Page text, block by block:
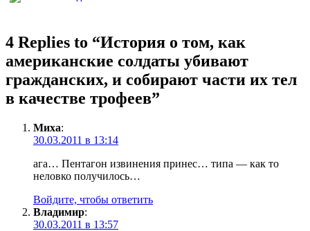
4 Replies to “История о том, как
американские солдаты убивают
гражданских, и собирают части их тел
в качестве трофеев”
Миха:
30.03.2011 в 13:14
ага… Пентагон извинения принес… типа — как то
неловко получилось…
Войдите, чтобы ответить
Владимир:
30.03.2011 в 13:57